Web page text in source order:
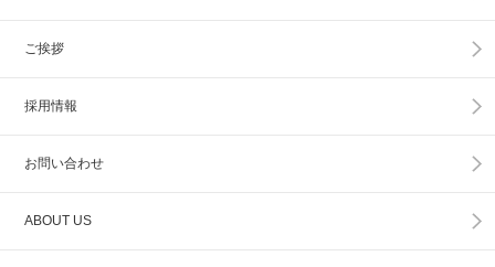
ご挨拶
採用情報
お問い合わせ
ABOUT US